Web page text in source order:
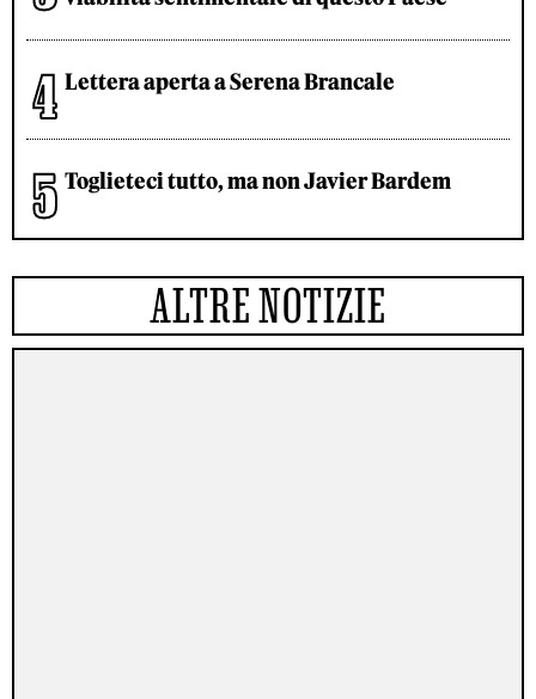
Lettera aperta a Serena Brancale
Toglieteci tutto, ma non Javier Bardem
ALTRE NOTIZIE